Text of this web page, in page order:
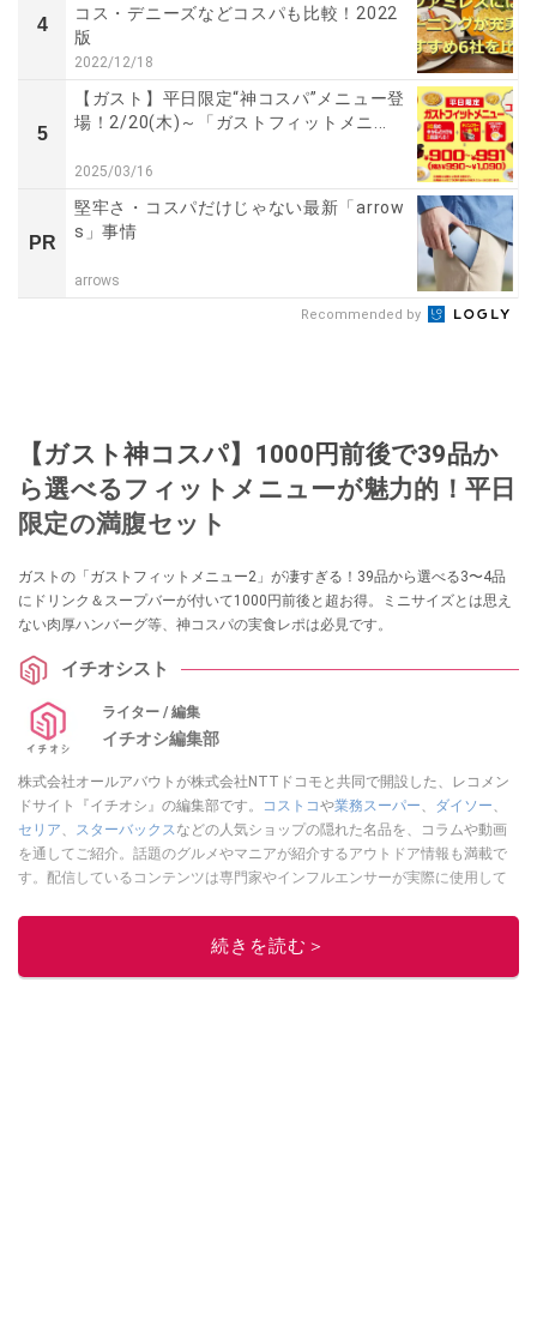
4
コス・デニーズなどコスパも比較！2022
版
2022/12/18
5
【ガスト】平日限定“神コスパ”メニュー登
場！2/20(木)～「ガストフィットメニ...
2025/03/16
PR
堅牢さ・コスパだけじゃない最新「arrow
s」事情
arrows
Recommended by
【ガスト神コスパ】1000円前後で39品か
ら選べるフィットメニューが魅力的！平日
限定の満腹セット
ガストの「ガストフィットメニュー2」が凄すぎる！39品から選べる3〜4品
にドリンク＆スープバーが付いて1000円前後と超お得。ミニサイズとは思え
ない肉厚ハンバーグ等、神コスパの実食レポは必見です。
イチオシスト
ライター / 編集
イチオシ編集部
株式会社オールアバウトが株式会社NTTドコモと共同で開設した、レコメン
ドサイト『イチオシ』の編集部です。
コストコや業務スーパー、 ダイソー、
セリア、 スターバックスなどの人気ショップの隠れた名品を、コラムや動画
を通してご紹介。話題のグルメやマニアが紹介するアウトドア情報も満載で
す。配信しているコンテンツは専門家やインフルエンサーが実際に使用して
ニュースでフォロー
続きを読む＞